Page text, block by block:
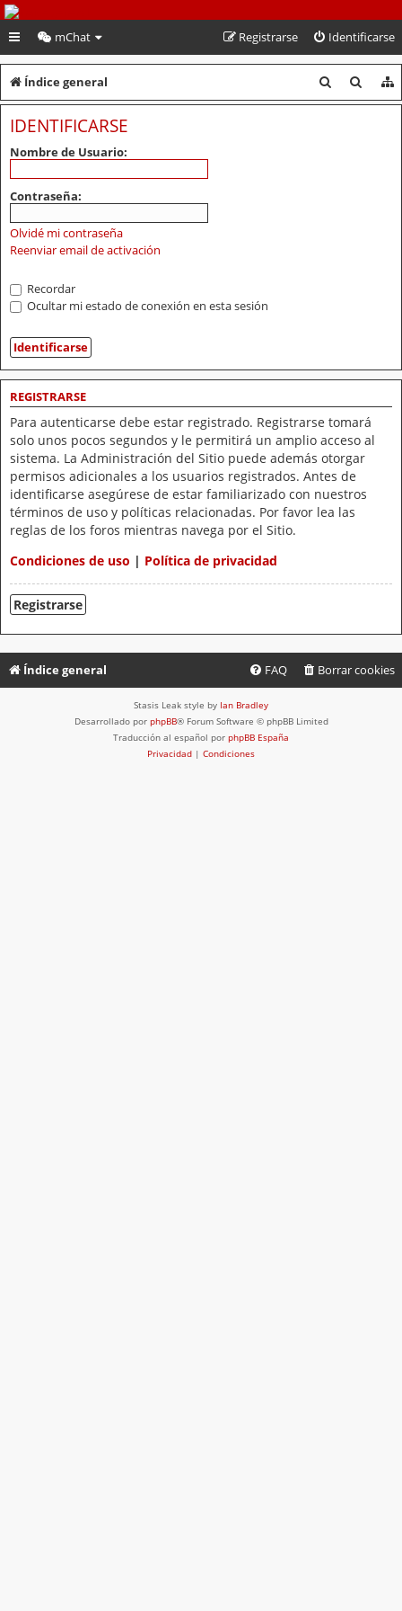
PeruVoley.com
mChat Identificarse
Registrarse
Índice general
u
u
IDENTIFICARSE
Nombre de Usuario:
Contraseña:
Olvidé mi contraseña
Reenviar email de activación
Recordar
Ocultar mi estado de conexión en esta sesión
REGISTRARSE
Para autenticarse debe estar registrado. Registrarse tomará
solo unos pocos segundos y le permitirá un amplio acceso al
sistema. La Administración del Sitio puede además otorgar
permisos adicionales a los usuarios registrados. Antes de
identificarse asegúrese de estar familiarizado con nuestros
términos de uso y políticas relacionadas. Por favor lea las
reglas de los foros mientras navega por el Sitio.
Condiciones de uso | Política de privacidad
Registrarse
Índice general Borrar cookies
FAQ
Stasis Leak style by Ian Bradley
Desarrollado por phpBB® Forum Software © phpBB Limited
Traducción al español por phpBB España
Privacidad | Condiciones